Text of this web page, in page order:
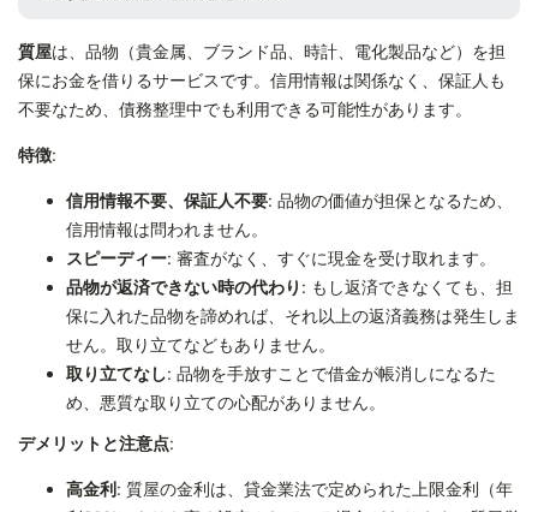
質屋は、品物（貴金属、ブランド品、時計、電化製品など）を担
保にお金を借りるサービスです。信用情報は関係なく、保証人も
不要なため、債務整理中でも利用できる可能性があります。
特徴:
信用情報不要、保証人不要: 品物の価値が担保となるため、
信用情報は問われません。
スピーディー: 審査がなく、すぐに現金を受け取れます。
品物が返済できない時の代わり : もし返済できなくても、担
保に入れた品物を諦めれば、それ以上の返済義務は発生しま
せん。取り立てなどもありません。
取り立てなし: 品物を手放すことで借金が帳消しになるた
め、悪質な取り立ての心配がありません。
デメリットと注意点:
高金利: 質屋の金利は、貸金業法で定められた上限金利（年